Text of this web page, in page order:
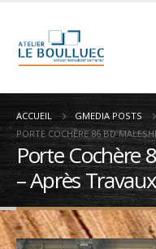
ACCUEIL
GMEDIA POSTS
PORTE COCHÈRE 86 BD
Porte Cochère
– Après Travaux